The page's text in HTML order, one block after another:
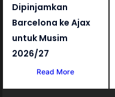
Dipinjamkan
Barcelona ke Ajax
untuk Musim
2026/27
Read More